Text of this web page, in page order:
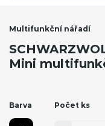
Multifunkční nářadí
Mini
Barva Počet ks